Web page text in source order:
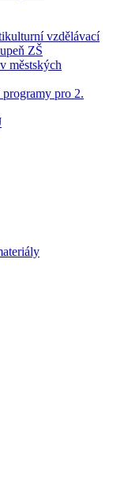
vzdělávací
ZŠ
městských
pro 2.